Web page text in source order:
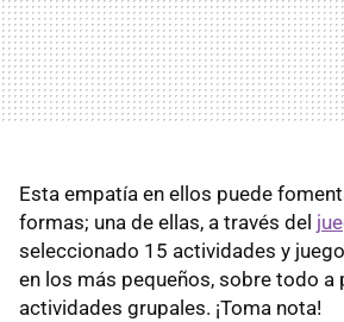
Esta empatía en ellos puede
formas; una de ellas, a través del
seleccionado 15 actividades y
en los más pequeños, sobre todo a
actividades grupales. ¡Toma nota!